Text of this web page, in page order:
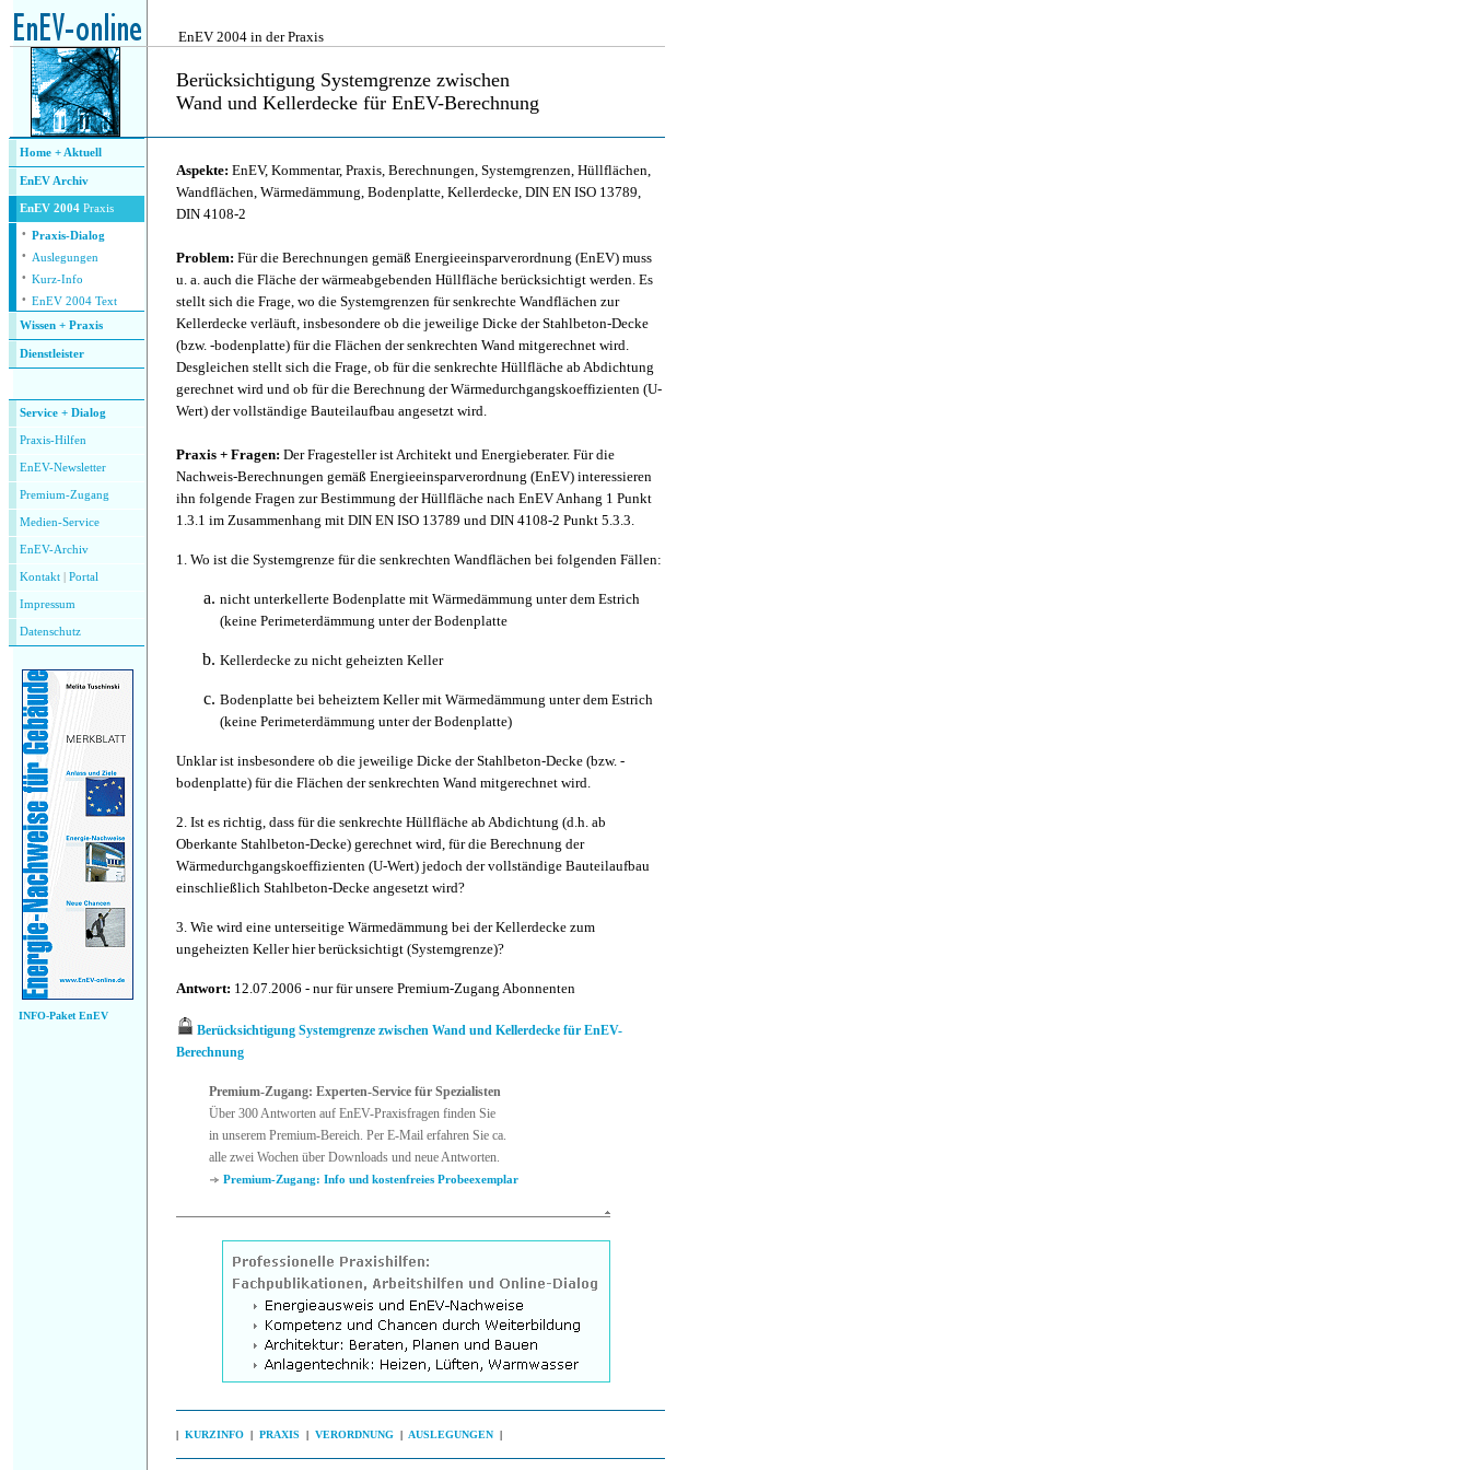
EnEV 2004 in der Praxis
Berücksichtigung Systemgrenze zwischen
Wand und Kellerdecke für EnEV-Berechnung
Home + Aktuell
EnEV Archiv
EnEV 2004 Praxis
· Praxis-Dialog
· Auslegungen
· Kurz-Info
· EnEV 2004 Text
Wissen + Praxis
Dienstleister
Service + Dialog
Praxis-Hilfen
EnEV-Newsletter
Premium-Zugang
Medien-Service
EnEV-Archiv
Kontakt Portal
Impressum
Datenschutz
INFO-Paket EnEV
Aspekte: EnEV, Kommentar, Praxis, Berechnungen, Systemgrenzen, Hüllflächen,
Wandflächen, Wärmedämmung, Bodenplatte, Kellerdecke, DIN EN ISO 13789,
DIN 4108-2
Problem: Für die Berechnungen gemäß Energieeinsparverordnung (EnEV) muss
u. a. auch die Fläche der wärmeabgebenden Hüllfläche berücksichtigt werden. Es
stellt sich die Frage, wo die Systemgrenzen für senkrechte Wandflächen zur
Kellerdecke verläuft, insbesondere ob die jeweilige Dicke der Stahlbeton-Decke
(bzw. -bodenplatte) für die Flächen der senkrechten Wand mitgerechnet wird.
Desgleichen stellt sich die Frage, ob für die senkrechte Hüllfläche ab Abdichtung
gerechnet wird und ob für die Berechnung der Wärmedurchgangskoeffizienten (U-
Wert) der vollständige Bauteilaufbau angesetzt wird.
Praxis + Fragen: Der Fragesteller ist Architekt und Energieberater. Für die
Nachweis-Berechnungen gemäß Energieeinsparverordnung (EnEV) interessieren
ihn folgende Fragen zur Bestimmung der Hüllfläche nach EnEV Anhang 1 Punkt
1.3.1 im Zusammenhang mit DIN EN ISO 13789 und DIN 4108-2 Punkt 5.3.3.
1. Wo ist die Systemgrenze für die senkrechten Wandflächen bei folgenden Fällen:
nicht unterkellerte Bodenplatte mit Wärmedämmung unter dem Estrich
(keine Perimeterdämmung unter der Bodenplatte
Kellerdecke zu nicht geheizten Keller
Bodenplatte bei beheiztem Keller mit Wärmedämmung unter dem Estrich
(keine Perimeterdämmung unter der Bodenplatte)
Unklar ist insbesondere ob die jeweilige Dicke der Stahlbeton-Decke (bzw. -
bodenplatte) für die Flächen der senkrechten Wand mitgerechnet wird.
2. Ist es richtig, dass für die senkrechte Hüllfläche ab Abdichtung (d.h. ab
Oberkante Stahlbeton-Decke) gerechnet wird, für die Berechnung der
Wärmedurchgangskoeffizienten (U-Wert) jedoch der vollständige Bauteilaufbau
einschließlich Stahlbeton-Decke angesetzt wird?
3. Wie wird eine unterseitige Wärmedämmung bei der Kellerdecke zum
ungeheizten Keller hier berücksichtigt (Systemgrenze)?
Antwort: 12.07.2006 - nur für unsere Premium-Zugang Abonnenten
Berücksichtigung Systemgrenze zwischen Wand und Kellerdecke für EnEV-
Berechnung
Premium-Zugang: Experten-Service für Spezialisten
Über 300 Antworten auf EnEV-Praxisfragen finden Sie
in unserem Premium-Bereich. Per E-Mail erfahren Sie ca.
alle zwei Wochen über Downloads und neue Antworten.
Premium-Zugang: Info und kostenfreies Probeexemplar
| KURZINFO | PRAXIS | VERORDNUNG | AUSLEGUNGEN |